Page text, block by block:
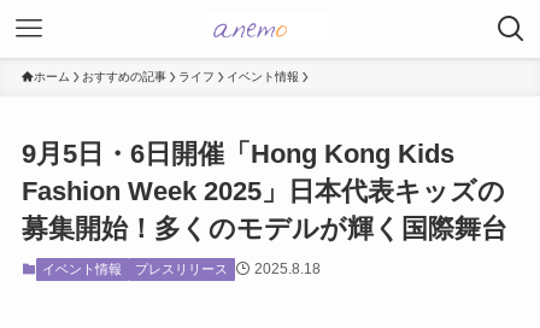
ホーム おすすめの記事 ライフ イベント情報
9月5日・6日開催「Hong Kong Kids
Fashion Week 2025」日本代表キッズの
募集開始！多くのモデルが輝く国際舞台
イベント情報 プレスリリース 2025.8.18